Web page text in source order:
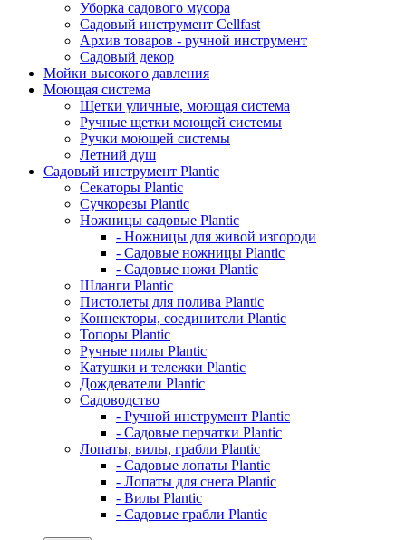
Уборка садового мусора
Садовый инструмент Cellfast
Архив товаров - ручной инструмент
Садовый декор
Мойки высокого давления
Моющая система
Щетки уличные, моющая система
Ручные щетки моющей системы
Ручки моющей системы
Летний душ
Садовый инструмент Plantic
Секаторы Plantic
Сучкорезы Plantic
Ножницы садовые Plantic
- Ножницы для живой изгороди
- Садовые ножницы Plantic
- Садовые ножи Plantic
Шланги Plantic
Пистолеты для полива Plantic
Коннекторы, соединители Plantic
Топоры Plantic
Ручные пилы Plantic
Катушки и тележки Plantic
Дождеватели Plantic
Садоводство
- Ручной инструмент Plantic
- Садовые перчатки Plantic
Лопаты, вилы, грабли Plantic
- Садовые лопаты Plantic
- Лопаты для снега Plantic
- Вилы Plantic
- Садовые грабли Plantic